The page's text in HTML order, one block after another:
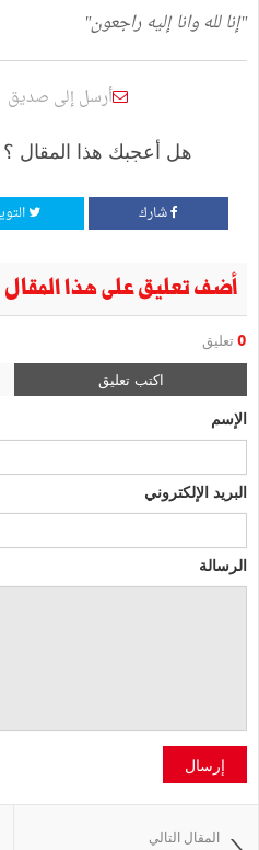
"إنا لله وانا إليه راجعون"
أرسل إلى صديق
هل أعجبك هذا المقال
شارك
أضف تعليق على هذا المقال
0 تعليق
اكتب تعليق
الإسم
البريد الإلكتروني
الرسالة
إرسال
المقال التالي